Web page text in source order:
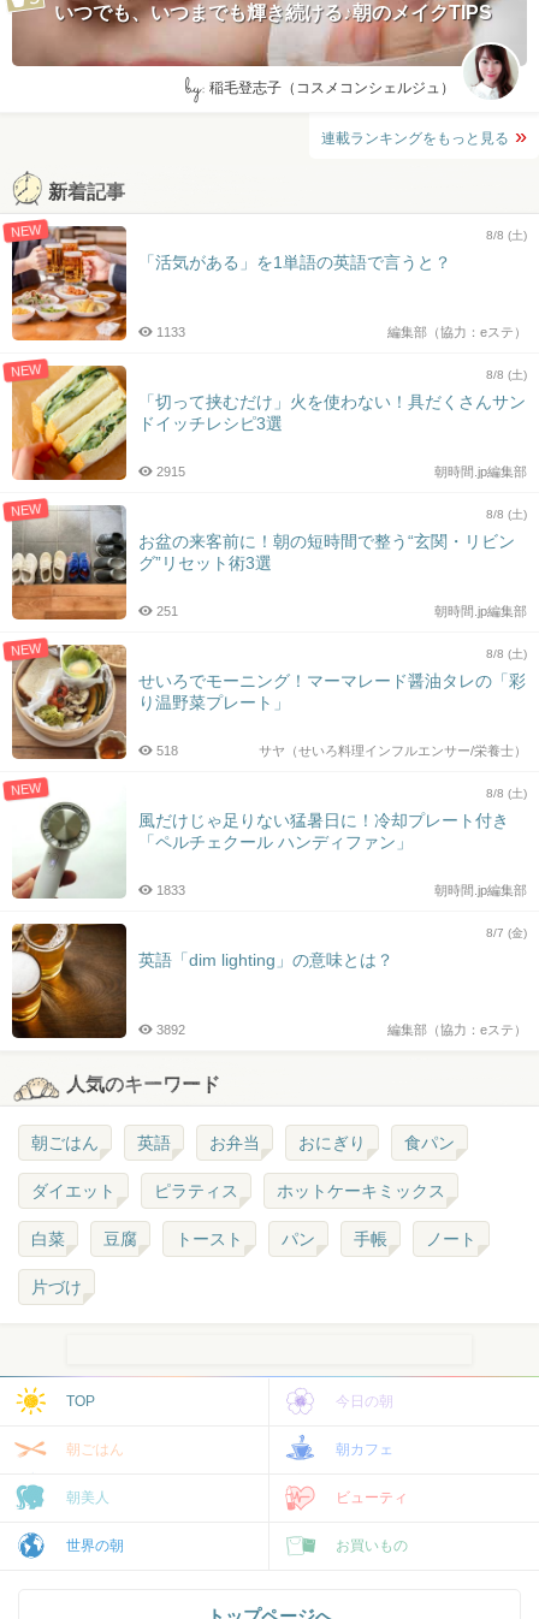
いつでも、いつまでも輝き続ける♪朝のメイクTIPS
by: 稲毛登志子（コスメコンシェルジュ）
連載ランキングをもっと見る
新着記事
NEW 8/8 (土)
「活気がある」を1単語の英語で言うと？
編集部（協力：eステ）
1133
NEW 8/8 (土)
「切って挟むだけ」火を使わない！具だくさんサン
ドイッチレシピ3選
朝時間.jp編集部
2915
NEW 8/8 (土)
お盆の来客前に！朝の短時間で整う“玄関・リビン
グ”リセット術3選
朝時間.jp編集部
251
NEW 8/8 (土)
せいろでモーニング！マーマレード醤油タレの「彩
り温野菜プレート」
サヤ（せいろ料理インフルエンサー/栄養士）
518
NEW 8/8 (土)
風だけじゃ足りない猛暑日に！冷却プレート付き
「ペルチェクール ハンディファン」
朝時間.jp編集部
1833
8/7 (金)
英語「dim lighting」の意味とは？
編集部（協力：eステ）
3892
人気のキーワード
朝ごはん 英語 お弁当 おにぎり 食パン
ダイエット ピラティス ホットケーキミックス
白菜 豆腐 トースト パン 手帳 ノート
片づけ
TOP 今日の朝
朝ごはん 朝カフェ
朝美人 ビューティ
世界の朝 お買いもの